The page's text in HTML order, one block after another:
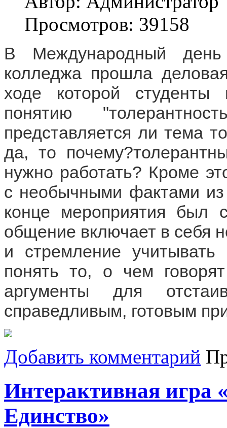
Просмотров: 39158
В Международный день
колледжа прошла
ходе которой студенты
понятию
представляется ли тема
да, то
нужно работать? Кроме
с необычными фактами
конце мероприятия был
общение включает в себя
и стремление
понять то, о чем
аргументы для
справедливым, готовым
Добавить комментарий
Интерактивная игра
Единство»